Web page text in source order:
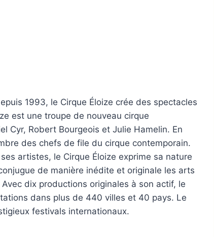
1993, le Cirque Éloize crée des spectacles
est une troupe de nouveau cirque
Cyr, Robert Bourgeois et Julie Hamelin. En
des chefs de file du cirque contemporain.
artistes, le Cirque Éloize exprime sa nature
de manière inédite et originale les arts
dix productions originales à son actif, le
dans plus de 440 villes et 40 pays. Le
festivals internationaux.